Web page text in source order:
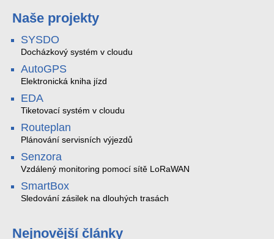
Naše projekty
SYSDO
Docházkový systém v cloudu
AutoGPS
Elektronická kniha jízd
EDA
Tiketovací systém v cloudu
Routeplan
Plánování servisních výjezdů
Senzora
Vzdálený monitoring pomocí sítě LoRaWAN
SmartBox
Sledování zásilek na dlouhých trasách
Nejnovější články